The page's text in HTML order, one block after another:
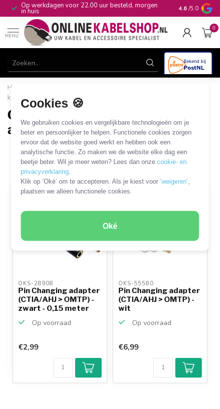
Cookies 🍪
We gebruiken cookies en vergelijkbare technologieën om je
beter en persoonlijker te helpen. Functionele cookies zorgen
ervoor dat de website goed werkt en hebben ook een
analytische functie. Zo maken we de website elke dag een
beetje beter. Wil je meer weten? Lees dan onzecookie- en
privacyverklaring
Klik op ‘Oké’ om te accepteren. Als je kiest voor‘weigeren’
plaatsen we alleen functionele cookies.
Oké
Op werkdagen voor 22.00 uur besteld, morgen
in huis 10+jaar
4.6 /5.0
MENU
0
Home
kabels en adapters
OMTP - CTIA Pin-changing adapters
OMTP - CTIA Pin-changing
adapters
2 PRODUCTEN
Filters
OKS-28908
Pin Changing adapter
(CTIA/AHJ > OMTP) -
zwart - 0,15 meter
Op voorraad
€2,99
OKS-55580
Pin Changing adapter
(CTIA/AHJ > OMTP) -
wit
Op voorraad
€6,99